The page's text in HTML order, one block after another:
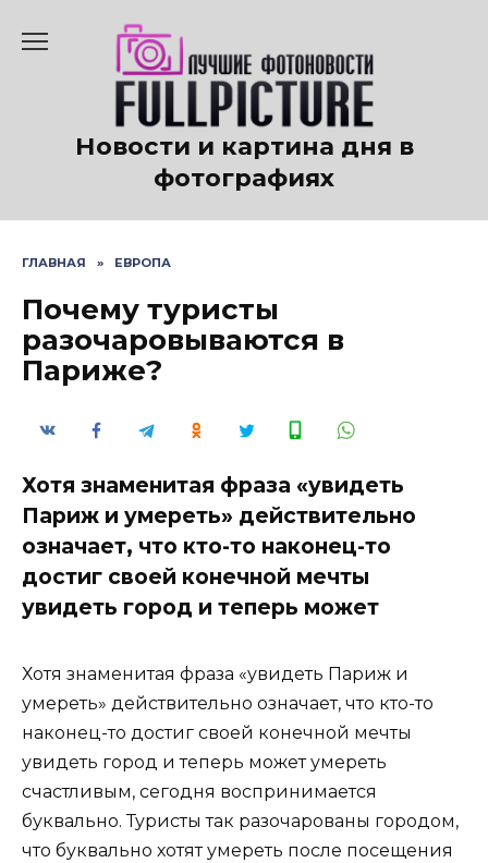
содержанию
Новости и картина дня в
фотографиях
ГЛАВНАЯ » ЕВРОПА
Почему туристы
разочаровываются в
Париже?
Хотя знаменитая фраза «увидеть
Париж и умереть» действительно
означает, что кто-то наконец-то
достиг своей конечной мечты
увидеть город и теперь может
Хотя знаменитая фраза «увидеть Париж и
умереть» действительно означает, что кто-то
наконец-то достиг своей конечной мечты
увидеть город и теперь может умереть
счастливым, сегодня воспринимается
буквально. Туристы так разочарованы городом,
что буквально хотят умереть после посещения